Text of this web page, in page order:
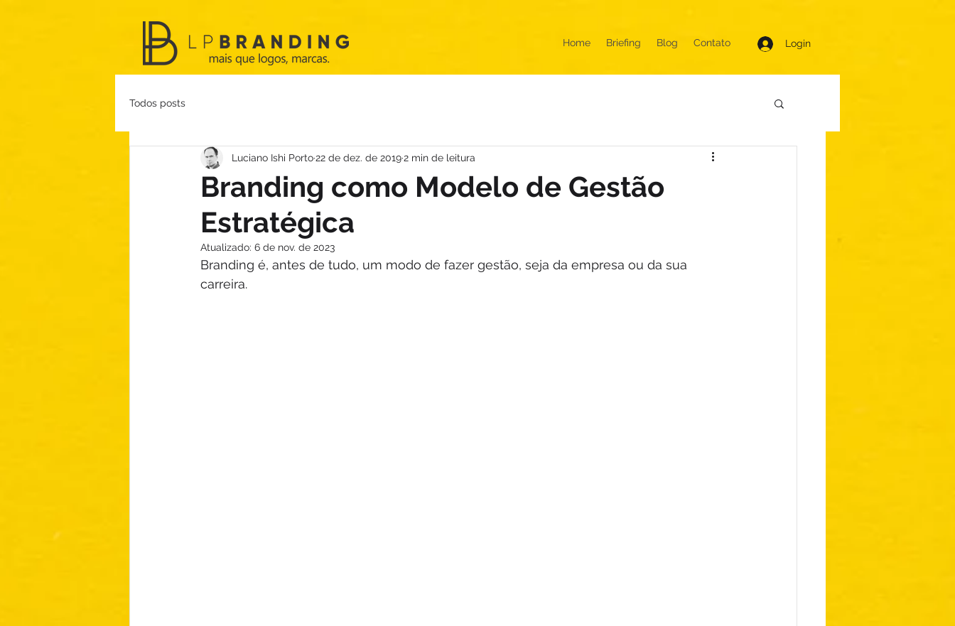
Home Briefing Blog Contato Login
Todos posts
Branding como Modelo de Gestão
Estratégica
Luciano Ishi Porto22 de dez. de 20192 min de leitura
Atualizado: 6 de nov. de 2023
Branding é, antes de tudo, um modo de fazer gestão, seja da empresa ou da sua
carreira.